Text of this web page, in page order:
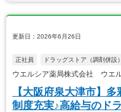
更新日：2026年6月26日
正社員 ドラッグストア（調剤併設）
ウエルシア薬局株式会社 ウエ
【大阪府泉大津市】
制度充実♪高給与のド